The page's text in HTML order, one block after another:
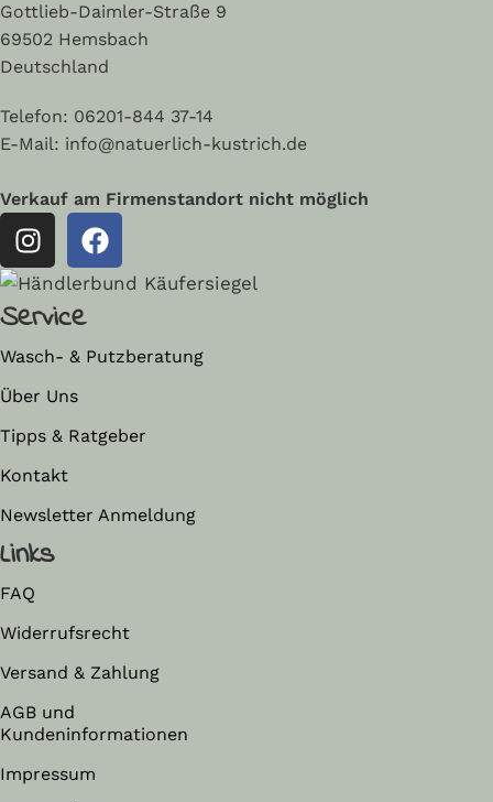
Gottlieb-Daimler-Straße 9
69502 Hemsbach
Deutschland
Telefon: 06201-844 37-14
E-Mail: info@natuerlich-kustrich.de
Verkauf am Firmenstandort nicht möglich
Service
Wasch- & Putzberatung
Über Uns
Tipps & Ratgeber
Kontakt
Newsletter Anmeldung
Links
FAQ
Widerrufsrecht
Versand & Zahlung
AGB und
Kundeninformationen
Impressum